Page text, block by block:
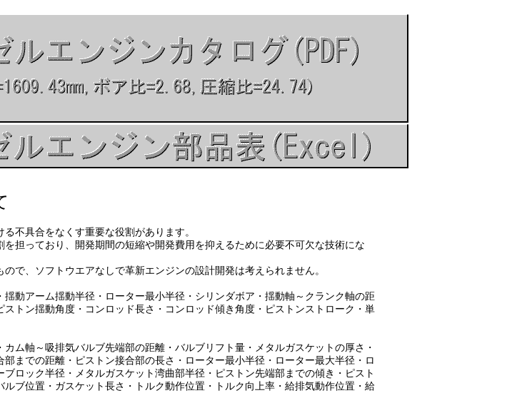
具合をなくす重要な役割があります。
っており、開発期間の短縮や開発費用を抑えるために必要不可欠な技術にな
、ソフトウエアなしで革新エンジンの設計開発は考えられません。
ーム揺動半径・ローター最小半径・シリンダボア・揺動軸～クランク軸の距
揺動角度・コンロッド長さ・コンロッド傾き角度・ピストンストローク・単
～吸排気バルブ先端部の距離・バルブリフト量・メタルガスケットの厚さ・
の距離・ピストン接合部の長さ・ローター最小半径・ローター最大半径・ロ
ク半径・メタルガスケット湾曲部半径・ピストン先端部までの傾き・ピスト
置・ガスケット長さ・トルク動作位置・トルク向上率・給排気動作位置・給